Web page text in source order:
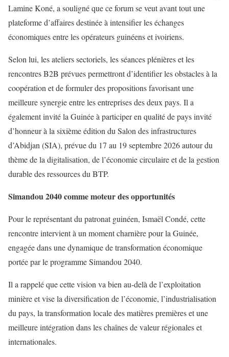
Lamine Koné, a souligné que ce forum se veut avant tout une
plateforme d’affaires destinée à intensifier les échanges
économiques entre les opérateurs guinéens et ivoiriens.
Selon lui, les ateliers sectoriels, les séances plénières et les
rencontres B2B prévues permettront d’identifier les obstacles à la
coopération et de formuler des propositions favorisant une
meilleure synergie entre les entreprises des deux pays. Il a
également invité la Guinée à participer en qualité de pays invité
d’honneur à la sixième édition du Salon des infrastructures
d’Abidjan (SIA), prévue du 17 au 19 septembre 2026 autour du
thème de la digitalisation, de l’économie circulaire et de la gestion
durable des ressources du BTP.
Simandou 2040 comme moteur des opportunités
Pour le représentant du patronat guinéen, Ismaël Condé, cette
rencontre intervient à un moment charnière pour la Guinée,
engagée dans une dynamique de transformation économique
portée par le programme Simandou 2040.
Il a rappelé que cette vision va bien au-delà de l’exploitation
minière et vise la diversification de l’économie, l’industrialisation
du pays, la transformation locale des matières premières et une
meilleure intégration dans les chaînes de valeur régionales et
internationales.